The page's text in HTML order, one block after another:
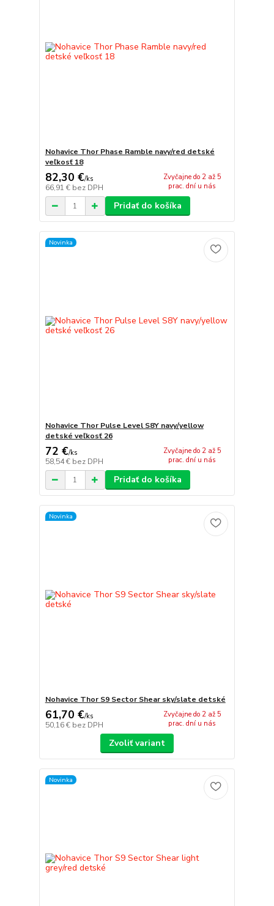
Nohavice Thor Phase Ramble navy/red detské
veľkosť 18
82,30 €/ks
66,91 € bez DPH
Zvyčajne do 2 až 5
prac. dní u nás
Pridať do košíka
Novinka
Nohavice Thor Pulse Level S8Y navy/yellow
detské veľkosť 26
72 €/ks
58,54 € bez DPH
Zvyčajne do 2 až 5
prac. dní u nás
Pridať do košíka
Novinka
Nohavice Thor S9 Sector Shear sky/slate detské
61,70 €/ks
50,16 € bez DPH
Zvyčajne do 2 až 5
prac. dní u nás
Zvoliť variant
Novinka